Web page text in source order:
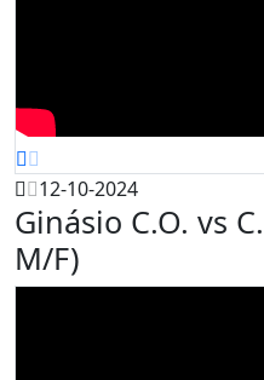
12-10-2024
Ginásio C.O. vs
M/F)